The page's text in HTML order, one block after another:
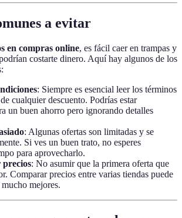
a evitar
en compras online, es fácil caer en trampas y
costarte dinero. Aquí hay algunos de los
: Siempre es esencial leer los términos
cualquier descuento. Podrías estar
un buen ahorro pero ignorando detalles
: Algunas ofertas son limitadas y se
Si ves un buen trato, no esperes
para aprovecharlo.
: No asumir que la primera oferta que
Comparar precios entre varias tiendas puede
mejores.